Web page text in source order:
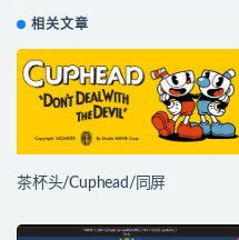
相关文章
茶杯头/Cuphead/同屏